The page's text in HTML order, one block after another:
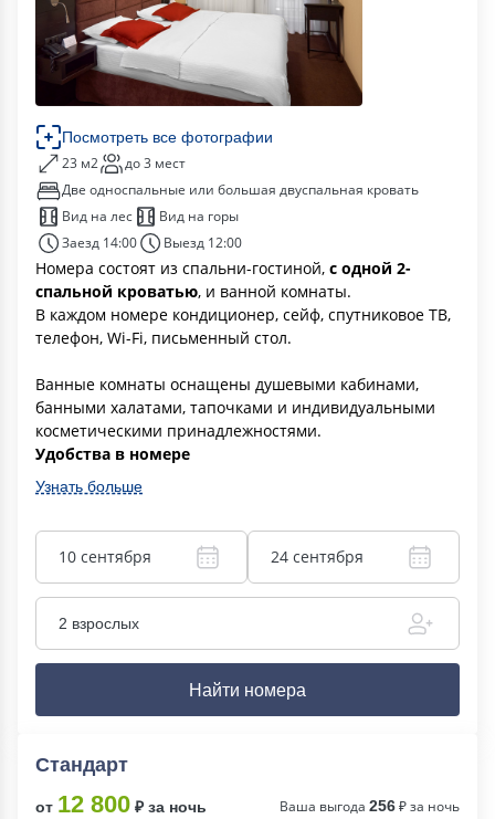
Посмотреть все фотографии
23 м2
до 3 мест
Две односпальные или большая двуспальная кровать
Вид на лес
Вид на горы
Заезд 14:00
Выезд 12:00
Номера состоят из спальни-гостиной, с одной 2-
спальной кроватью, и ванной комнаты.
В каждом номере кондиционер, сейф, спутниковое ТВ,
телефон, Wi-Fi, письменный стол.
Ванные комнаты оснащены душевыми кабинами,
банными халатами, тапочками и индивидуальными
косметическими принадлежностями.
Удобства в номере
Узнать больше
10 сентября 24 сентября
2 взрослых
Найти номера
Стандарт
от 12 800 ₽ за ночь Ваша выгода 256₽ за ночь